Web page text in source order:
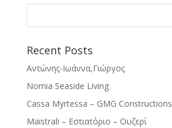
Recent Posts
Αντώνης-Ιωάννα,Γιώργος
Nomia Seaside Living
Cassa Myrtessa – GMG Constructions
Maistrali – Εστιατόριο – Ουζερί